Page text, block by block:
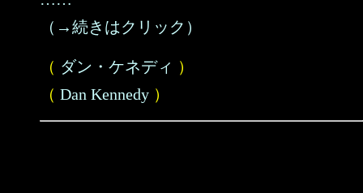
（→続きはクリック）
（ ダン・ケネディ ）
（ Dan Kennedy ）